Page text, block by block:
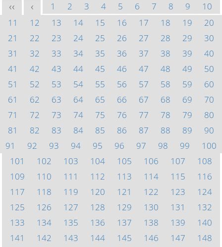
<< < 1 2 3 4 5 6 7 8 9
10
11
12 13 14 15 16 17 18 19
20
21
22 23 24 25 26 27 28 29
30
31
32 33 34 35 36 37 38 39
40
41
42 43 44 45 46 47 48 49
50
51
52 53 54 55 56 57 58 59
60
61
62 63 64 65 66 67 68 69
70
71
72 73 74 75 76 77 78 79
80
81
82 83 84 85 86 87 88 89
90
91
92 93 94 95 96 97 98 99
100
101
102 103 104 105 106 107
108
109
110 111 112 113 114 115
116
117
118 119 120 121 122 123
124
125
126 127 128 129 130 131
132
133
134 135 136 137 138 139
140
141
142 143 144 145 146 147
148